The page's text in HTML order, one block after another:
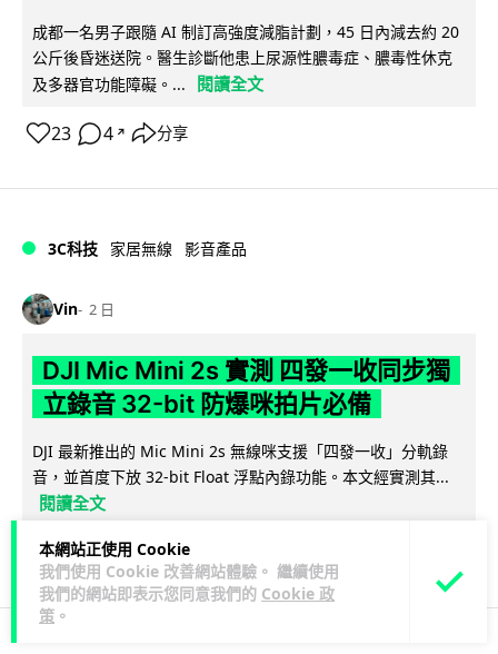
本網站正使用 Cookie
我們使用 Cookie 改善網站體驗。 繼續使用
我們的網站即表示您同意我們的 Cookie 政
策 。
成都一名男子跟隨 AI 制訂高強度減脂計劃，45 日內減去約 20
公斤後昏迷送院。醫生診斷他患上尿源性膿毒症、膿毒性休克
及多器官功能障礙。...
閱讀全文
23 4 ↗ 分享
3C科技 家居無線 影音產品
Vin 2 日
DJI Mic Mini 2s 實測 四發一收同步獨
立錄音 32-bit 防爆咪拍片必備
DJI 最新推出的 Mic Mini 2s 無線咪支援「四發一收」分軌錄
音，並首度下放 32-bit Float 浮點內錄功能。本文經實測其...
閱讀全文
253 1↗ 分享